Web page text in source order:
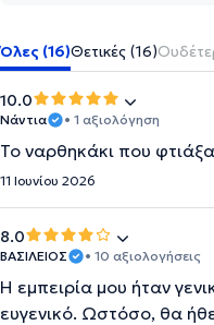
Όλες (16)Θετικές (16)
10.0
Νάντια • 1 αξιολόγηση
Το ναρθηκάκι που
11 Ιουνίου 2026
8.0
ΒΑΣΙΛΕΙΟΣ • 10 αξιολογήσεις
Η εμπειρία μου ήταν
ευγενικό. Ωστόσο, θα